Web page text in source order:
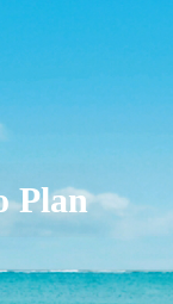
Plan